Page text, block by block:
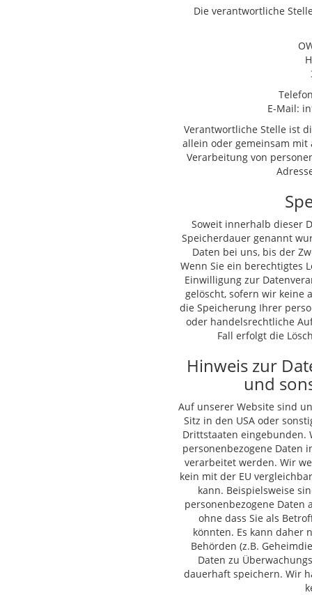
Die verantwortliche
E-Mail:
Verantwortliche Stelle ist
allein oder gemeinsam
Verarbeitung von
Soweit innerhalb dieser
Speicherdauer genannt
Daten bei uns, bis der
Wenn Sie ein berechtigtes
Einwilligung zur
gelöscht, sofern wir keine
die Speicherung Ihrer
oder handelsrechtliche
Fall erfolgt die
Hinweis zur
und
Auf unserer Website sind
Sitz in den USA oder
Drittstaaten eingebunden.
personenbezogene Daten
verarbeitet werden. Wir
kein mit der EU
kann. Beispielsweise
personenbezogene Daten
ohne dass Sie als
könnten. Es kann daher
Behörden (z.B.
Daten zu
dauerhaft speichern. Wir